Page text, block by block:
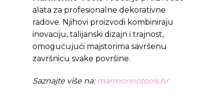
alata za profesionalne dekorativne
radove. Njihovi proizvodi kombiniraju
inovaciju, talijanski dizajn i trajnost,
omogućujući majstorima savršenu
završnicu svake površine.
Saznajte više na: marmorinotools.hr